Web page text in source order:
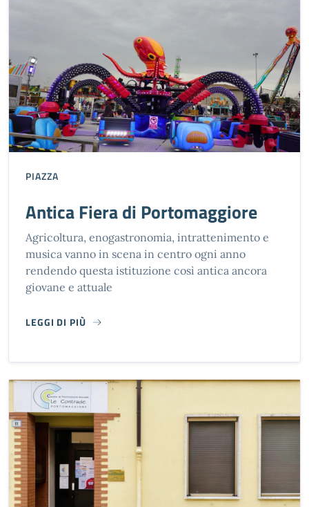
PIAZZA
Antica Fiera di Portomaggiore
Agricoltura, enogastronomia, intrattenimento e
musica vanno in scena in centro ogni anno
rendendo questa istituzione così antica ancora
giovane e attuale
LEGGI DI PIÙ
ANTICA FIERA DI PORTOMAGGIORE